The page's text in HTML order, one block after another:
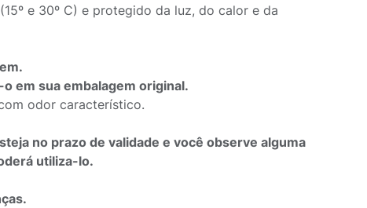
e 30º C) e protegido da luz, do calor e da
em sua embalagem original.
odor característico.
no prazo de validade e você observe alguma
utiliza-lo.